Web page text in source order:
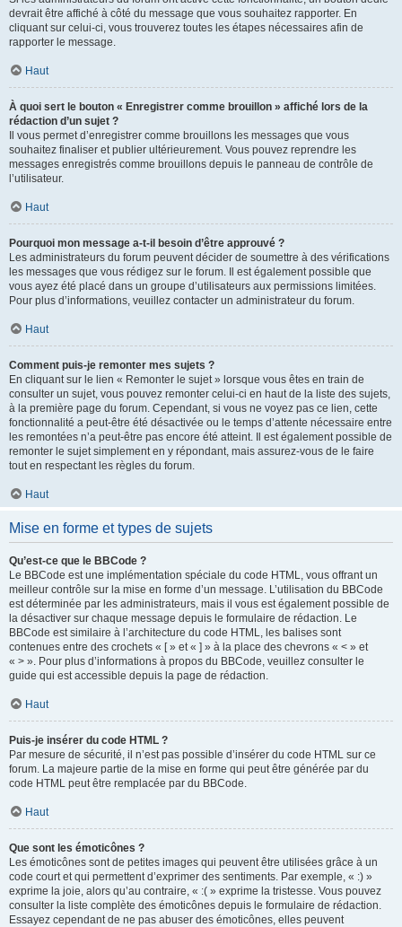
devrait être affiché à côté du message que vous souhaitez rapporter. En
cliquant sur celui-ci, vous trouverez toutes les étapes nécessaires afin de
rapporter le message.
Haut
À quoi sert le bouton « Enregistrer comme brouillon » affiché lors de la
rédaction d’un sujet ?
Il vous permet d’enregistrer comme brouillons les messages que vous
souhaitez finaliser et publier ultérieurement. Vous pouvez reprendre les
messages enregistrés comme brouillons depuis le panneau de contrôle de
l’utilisateur.
Haut
Pourquoi mon message a-t-il besoin d’être approuvé ?
Les administrateurs du forum peuvent décider de soumettre à des vérifications
les messages que vous rédigez sur le forum. Il est également possible que
vous ayez été placé dans un groupe d’utilisateurs aux permissions limitées.
Pour plus d’informations, veuillez contacter un administrateur du forum.
Haut
Comment puis-je remonter mes sujets ?
En cliquant sur le lien « Remonter le sujet » lorsque vous êtes en train de
consulter un sujet, vous pouvez remonter celui-ci en haut de la liste des sujets,
à la première page du forum. Cependant, si vous ne voyez pas ce lien, cette
fonctionnalité a peut-être été désactivée ou le temps d’attente nécessaire entre
les remontées n’a peut-être pas encore été atteint. Il est également possible de
remonter le sujet simplement en y répondant, mais assurez-vous de le faire
tout en respectant les règles du forum.
Haut
Mise en forme et types de sujets
Qu’est-ce que le BBCode ?
Le BBCode est une implémentation spéciale du code HTML, vous offrant un
meilleur contrôle sur la mise en forme d’un message. L’utilisation du BBCode
est déterminée par les administrateurs, mais il vous est également possible de
la désactiver sur chaque message depuis le formulaire de rédaction. Le
BBCode est similaire à l’architecture du code HTML, les balises sont
contenues entre des crochets « [ » et « ] » à la place des chevrons « < » et
« > ». Pour plus d’informations à propos du BBCode, veuillez consulter le
guide qui est accessible depuis la page de rédaction.
Haut
Puis-je insérer du code HTML ?
Par mesure de sécurité, il n’est pas possible d’insérer du code HTML sur ce
forum. La majeure partie de la mise en forme qui peut être générée par du
code HTML peut être remplacée par du BBCode.
Haut
Que sont les émoticônes ?
Les émoticônes sont de petites images qui peuvent être utilisées grâce à un
code court et qui permettent d’exprimer des sentiments. Par exemple, « :) »
exprime la joie, alors qu’au contraire, « :( » exprime la tristesse. Vous pouvez
consulter la liste complète des émoticônes depuis le formulaire de rédaction.
Essayez cependant de ne pas abuser des émoticônes, elles peuvent